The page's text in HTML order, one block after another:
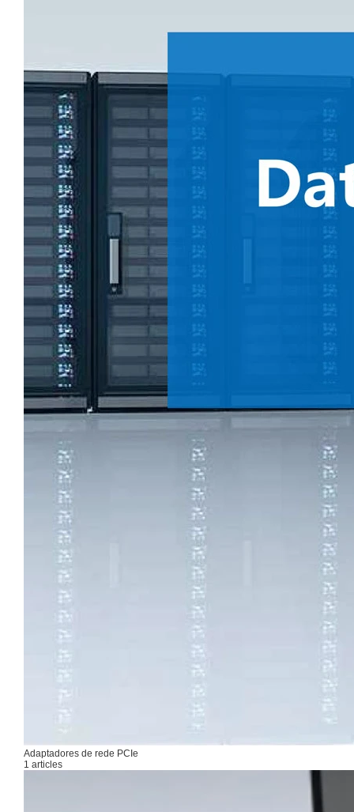
Adaptadores de rede PCIe
1 articles